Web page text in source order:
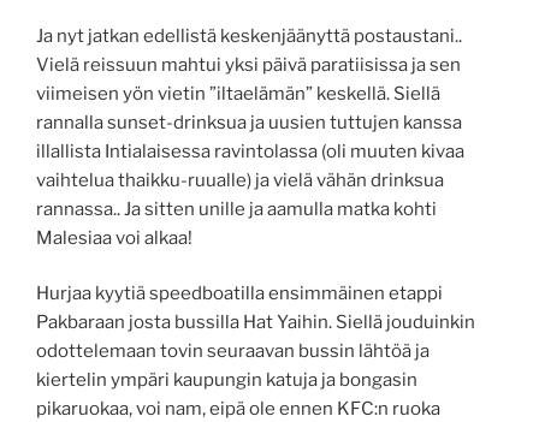
Ja nyt jatkan edellistä keskenjäänyttä postaustani..
Vielä reissuun mahtui yksi päivä paratiisissa ja sen
viimeisen yön vietin ”iltaelämän” keskellä. Siellä
rannalla sunset-drinksua ja uusien tuttujen kanssa
illallista Intialaisessa ravintolassa (oli muuten kivaa
vaihtelua thaikku-ruualle) ja vielä vähän drinksua
rannassa.. Ja sitten unille ja aamulla matka kohti
Malesiaa voi alkaa!
Hurjaa kyytiä speedboatilla ensimmäinen etappi
Pakbaraan josta bussilla Hat Yaihin. Siellä jouduinkin
odottelemaan tovin seuraavan bussin lähtöä ja
kiertelin ympäri kaupungin katuja ja bongasin
pikaruokaa, voi nam, eipä ole ennen KFC:n ruoka